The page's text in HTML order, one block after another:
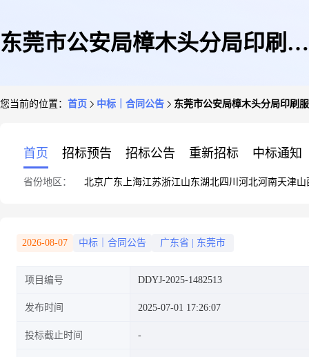
东莞市公安局樟木头分局印刷服
您当前的位置： 首页 中标｜合同公告 东莞市公安局樟木头分局印刷
首页 招标预告 招标公告 重新招标 中标通知
省份地区： 北京广东 上海江苏浙江山东湖北四川 河北河南天津山
2026-08-07 中标｜合同公告 广东省 东莞市
项目编号 DDYJ-2025-1482513
发布时间 2025-07-01 17:26:07
投标截止时间